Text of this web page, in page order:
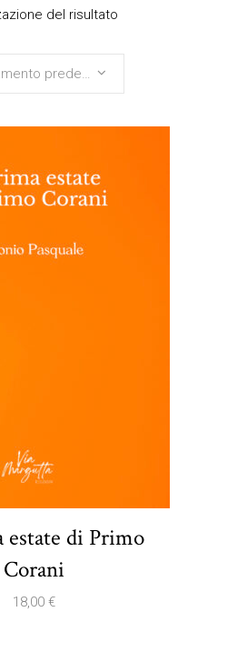
del risultato
Ordinamento predefinito
estate di Primo
Corani
18,00 €